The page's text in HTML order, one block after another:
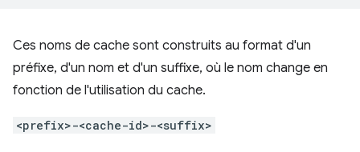
Ces noms de cache sont construits au format d'un
préfixe, d'un nom et d'un suffixe, où le nom change en
fonction de l'utilisation du cache.
<prefix>-<cache-id>-<suffix>